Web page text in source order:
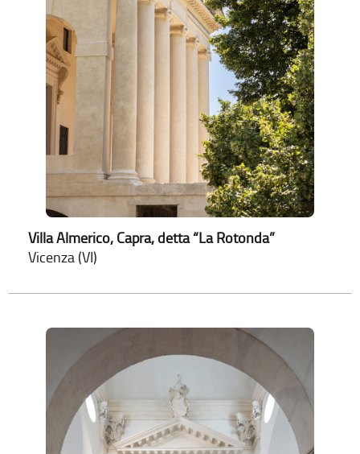
Villa Almerico, Capra, detta “La Rotonda”
Vicenza (VI)